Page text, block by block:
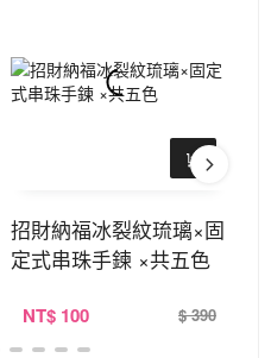
招財納福冰裂紋琉璃×固
定式串珠手鍊 ×共五色
NT$ 100 $ 390